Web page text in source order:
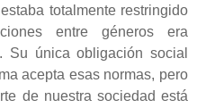
totalmente restringido
entre géneros era
Su única obligación social
acepta esas normas, pero
de nuestra sociedad está